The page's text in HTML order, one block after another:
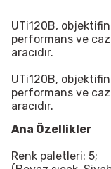
UTi120B, objektifin
performans ve
aracıdır.
UTi120B, objektifin
performans ve
aracıdır.
Ana Özellikler
Renk paletleri: 5;